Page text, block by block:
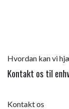
Hvordan kan vi
Kontakt os til
Kontakt os